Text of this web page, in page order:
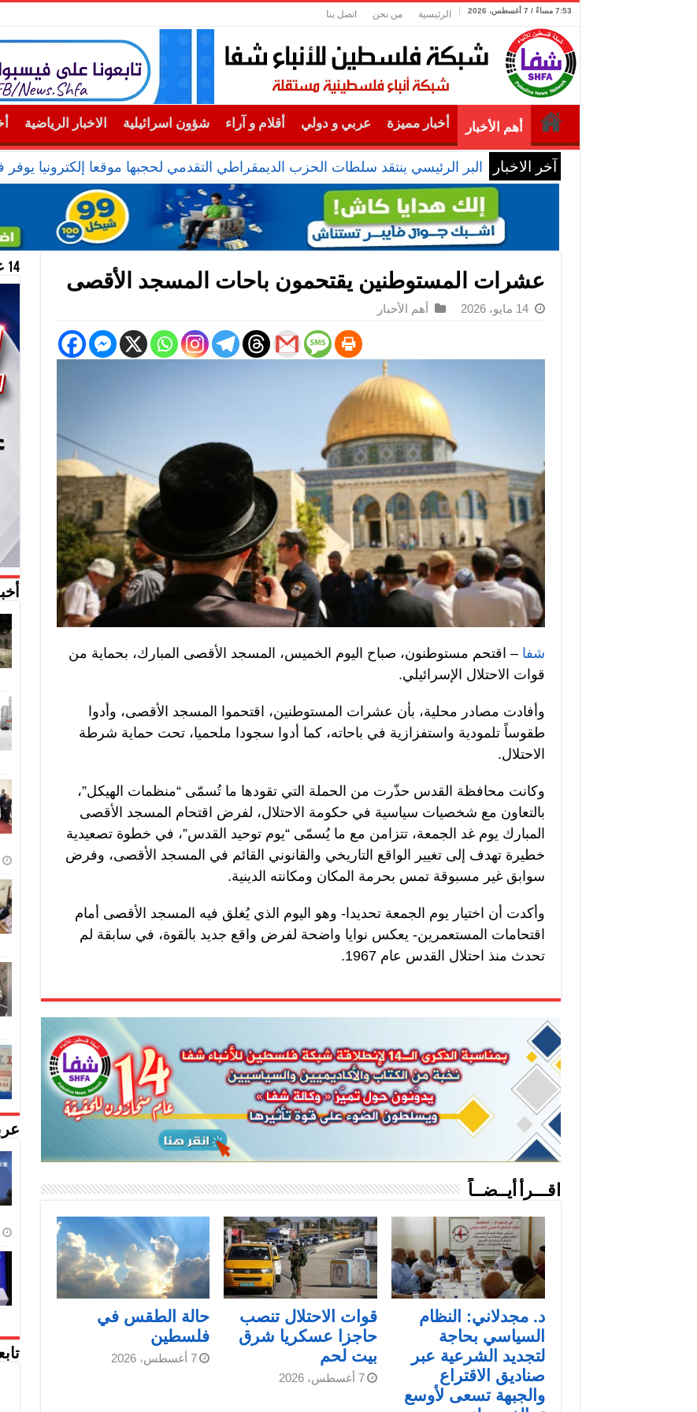
7:53 مساءً / 7 أغسطس، 2026 الرئيسية من نحن اتصل بنا
أهم الأخبار أخبار مميزة عربي و دولي أقلام و آراء شؤون اسرائيلية الاخبار الرياضية
آخر الاخبار البر الرئيسي ينتقد سلطات الحزب الديمقراطي التقدمي لحجبها موقعا إلكترونيا
عشرات المستوطنين يقتحمون باحات المسجد الأقصى
14 مايو، 2026 أهم الأخبار
شفا – اقتحم مستوطنون، صباح اليوم الخميس، المسجد الأقصى المبارك، بحماية من
قوات الاحتلال الإسرائيلي.
وأفادت مصادر محلية، بأن عشرات المستوطنين، اقتحموا المسجد الأقصى، وأدوا
طقوساً تلمودية واستفزازية في باحاته، كما أدوا سجودا ملحميا، تحت حماية شرطة
الاحتلال.
وكانت محافظة القدس حذّرت من الحملة التي تقودها ما تُسمّى “منظمات الهيكل”،
بالتعاون مع شخصيات سياسية في حكومة الاحتلال، لفرض اقتحام المسجد الأقصى
المبارك يوم غد الجمعة، تتزامن مع ما يُسمّى “يوم توحيد القدس”، في خطوة تصعيدية
خطيرة تهدف إلى تغيير الواقع التاريخي والقانوني القائم في المسجد الأقصى، وفرض
سوابق غير مسبوقة تمس بحرمة المكان ومكانته الدينية.
وأكدت أن اختيار يوم الجمعة تحديدا- وهو اليوم الذي يُغلق فيه المسجد الأقصى أمام
اقتحامات المستعمرين- يعكس نوايا واضحة لفرض واقع جديد بالقوة، في سابقة لم
تحدث منذ احتلال القدس عام 1967.
اقـــرأ أيــضــاً
د. مجدلاني: النظام
السياسي بحاجة
لتجديد الشرعية عبر
صناديق الاقتراع
والجبهة تسعى لأوسع
قوات الاحتلال تنصب
حاجزا عسكريا شرق
بيت لحم
7 أغسطس، 2026
حالة الطقس في
فلسطين
7 أغسطس، 2026
14 عام منحازون للحقيقة …